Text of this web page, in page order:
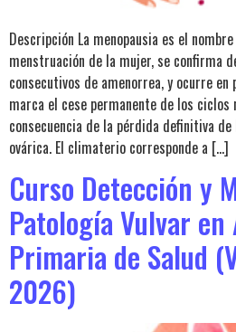
Descripción La menopausia es el
menstruación de la mujer, se confirma
consecutivos de amenorrea, y ocurre en
marca el cese permanente de los
consecuencia de la pérdida definitiva
ovárica. El climaterio corresponde a […]
Curso Detección y
Patología Vulvar
Primaria de Salud
2026)